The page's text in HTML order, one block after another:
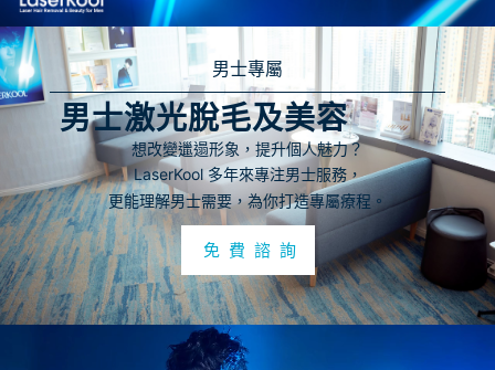
男士專屬
男士激光脫毛及美容
想改變邋遢形象，提升個人魅力？
LaserKool 多年來專注男士服務，
更能理解男士需要，為你打造專屬療程。
免 費 諮 詢